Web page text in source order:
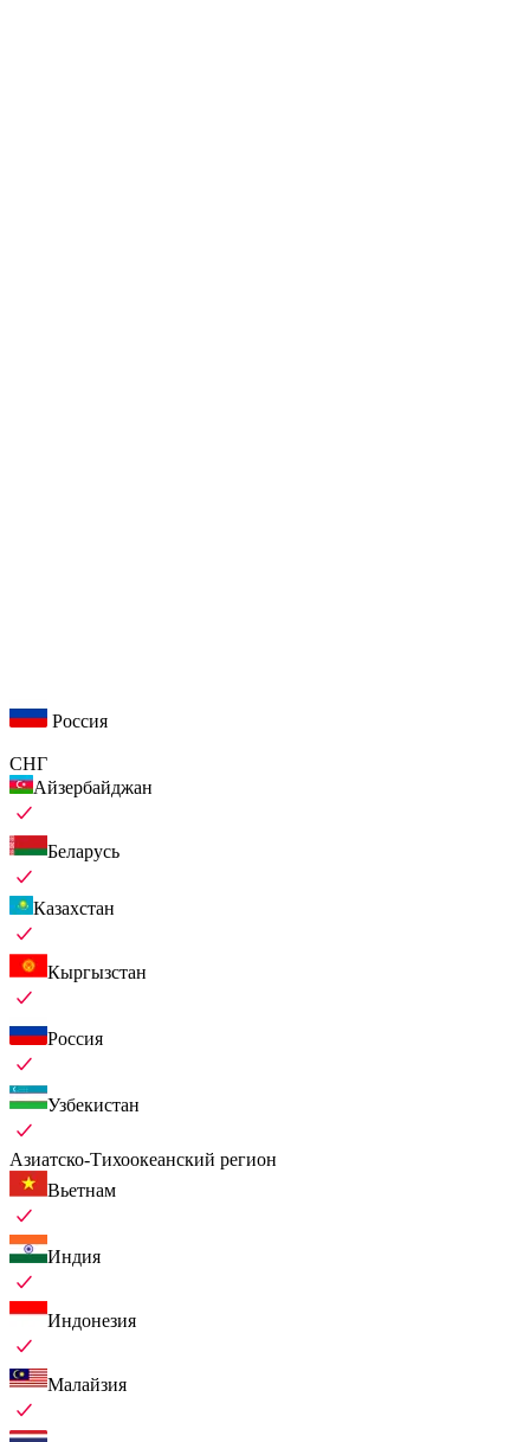
Россия
СНГ
Айзербайджан
Беларусь
Казахстан
Кыргызстан
Россия
Узбекистан
Азиатско-Тихоокеанский регион
Вьетнам
Индия
Индонезия
Малайзия